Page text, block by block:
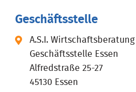
Geschäftsstelle
A.S.I. Wirtschaftsberatung
Geschäftsstelle Essen
Alfredstraße 25-27
45130 Essen